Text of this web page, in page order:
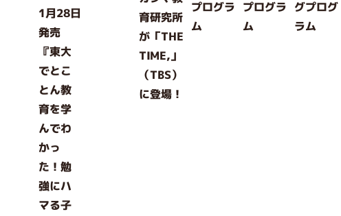
1月28日
発売
『東大
でとこ
とん教
育を学
んでわ
かっ
た！勉
強にハ
マる子
育研究所
が「THE
TIME,」
（TBS）
に登場！
プログラ
ム
プログラ
ム
グプログ
ラム